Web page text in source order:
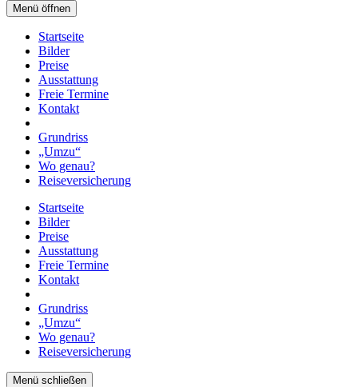
Menü öffnen
Startseite
Bilder
Preise
Ausstattung
Freie Termine
Kontakt
Grundriss
„Umzu“
Wo genau?
Reiseversicherung
Startseite
Bilder
Preise
Ausstattung
Freie Termine
Kontakt
Grundriss
„Umzu“
Wo genau?
Reiseversicherung
Menü schließen